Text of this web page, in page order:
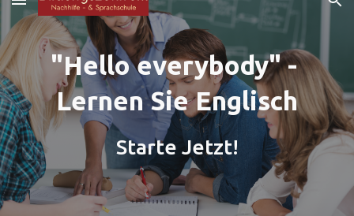
"Hello everybody" -
Lernen Sie Englisch
Starte Jetzt!